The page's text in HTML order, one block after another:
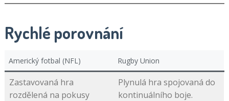
Rychlé porovnání
Americký fotbal (NFL) Rugby Union
Zastavovaná hra
rozdělená na pokusy
Plynulá hra spojovaná do
kontinuálního boje.